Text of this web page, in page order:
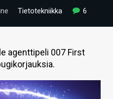
Tietotekniikka 6
agenttipeli 007 First